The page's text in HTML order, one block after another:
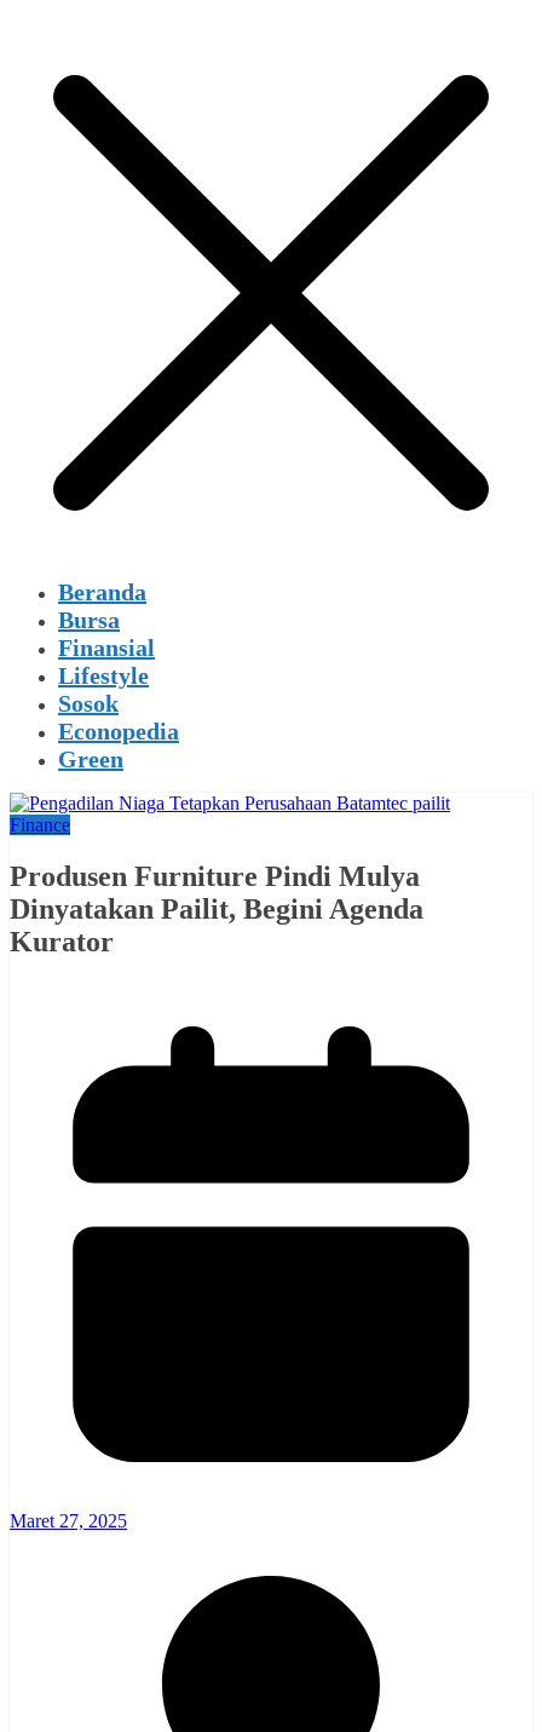
Beranda
Bursa
Finansial
Lifestyle
Sosok
Econopedia
Green
Finance
Produsen Furniture Pindi Mulya
Dinyatakan Pailit, Begini Agenda
Kurator
Maret 27, 2025